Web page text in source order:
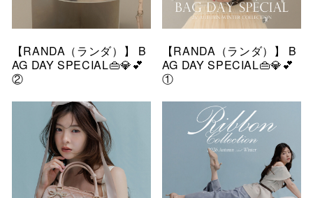
【RANDA（ランダ）】 B
AG DAY SPECIAL👜💎💕
②
【RANDA（ランダ）】 B
AG DAY SPECIAL👜💎💕
①